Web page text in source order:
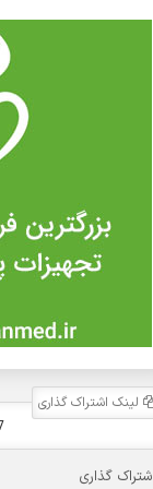
لینک اشتراک گذاری
گذاری